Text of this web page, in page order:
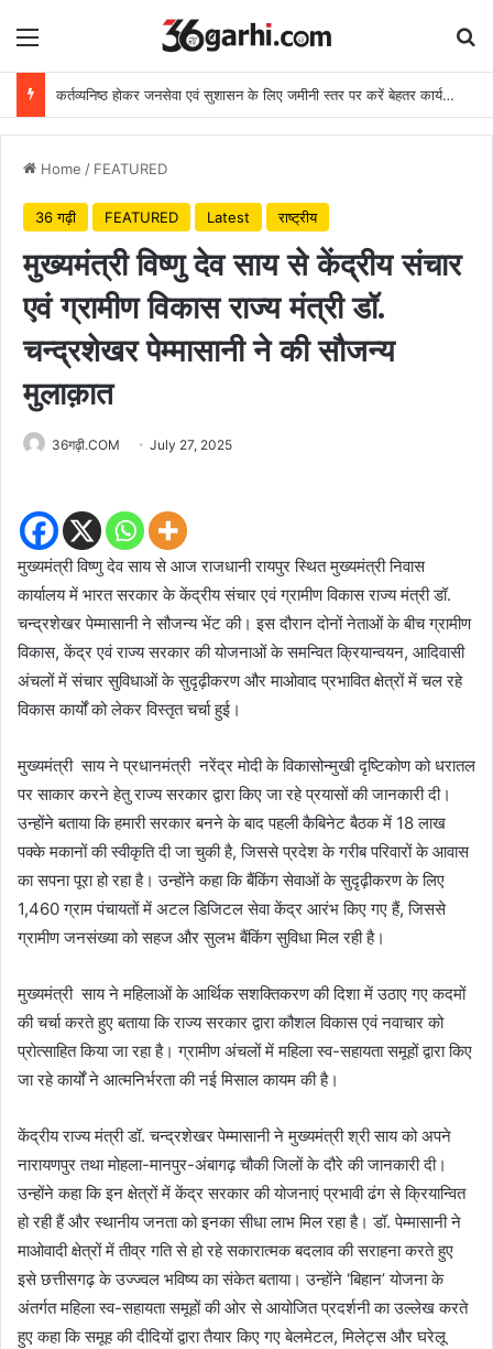
Menu
कर्तव्यनिष्ठ होकर जनसेवा एवं सुशासन के लिए जमीनी स्तर पर करें बेहतर कार्य: मुख्यमंत्री
Home / FEATURED
36 गढ़ी FEATURED Latest राष्ट्रीय
मुख्यमंत्री विष्णु देव साय से केंद्रीय संचार
एवं ग्रामीण विकास राज्य मंत्री डॉ.
चन्द्रशेखर पेम्मासानी ने की सौजन्य
मुलाक़ात
36गढ़ी.COM July 27, 2025
मुख्यमंत्री विष्णु देव साय से आज राजधानी रायपुर स्थित मुख्यमंत्री निवास
कार्यालय में भारत सरकार के केंद्रीय संचार एवं ग्रामीण विकास राज्य मंत्री डॉ.
चन्द्रशेखर पेम्मासानी ने सौजन्य भेंट की। इस दौरान दोनों नेताओं के बीच ग्रामीण
विकास, केंद्र एवं राज्य सरकार की योजनाओं के समन्वित क्रियान्वयन, आदिवासी
अंचलों में संचार सुविधाओं के सुदृढ़ीकरण और माओवाद प्रभावित क्षेत्रों में चल रहे
विकास कार्यों को लेकर विस्तृत चर्चा हुई।
मुख्यमंत्री साय ने प्रधानमंत्री नरेंद्र मोदी के विकासोन्मुखी दृष्टिकोण को धरातल
पर साकार करने हेतु राज्य सरकार द्वारा किए जा रहे प्रयासों की जानकारी दी।
उन्होंने बताया कि हमारी सरकार बनने के बाद पहली कैबिनेट बैठक में 18 लाख
पक्के मकानों की स्वीकृति दी जा चुकी है, जिससे प्रदेश के गरीब परिवारों के आवास
का सपना पूरा हो रहा है। उन्होंने कहा कि बैंकिंग सेवाओं के सुदृढ़ीकरण के लिए
1,460 ग्राम पंचायतों में अटल डिजिटल सेवा केंद्र आरंभ किए गए हैं, जिससे
ग्रामीण जनसंख्या को सहज और सुलभ बैंकिंग सुविधा मिल रही है।
मुख्यमंत्री साय ने महिलाओं के आर्थिक सशक्तिकरण की दिशा में उठाए गए कदमों
की चर्चा करते हुए बताया कि राज्य सरकार द्वारा कौशल विकास एवं नवाचार को
प्रोत्साहित किया जा रहा है। ग्रामीण अंचलों में महिला स्व-सहायता समूहों द्वारा किए
जा रहे कार्यों ने आत्मनिर्भरता की नई मिसाल कायम की है।
केंद्रीय राज्य मंत्री डॉ. चन्द्रशेखर पेम्मासानी ने मुख्यमंत्री श्री साय को अपने
नारायणपुर तथा मोहला-मानपुर-अंबागढ़ चौकी जिलों के दौरे की जानकारी दी।
उन्होंने कहा कि इन क्षेत्रों में केंद्र सरकार की योजनाएं प्रभावी ढंग से क्रियान्वित
हो रही हैं और स्थानीय जनता को इनका सीधा लाभ मिल रहा है। डॉ. पेम्मासानी ने
माओवादी क्षेत्रों में तीव्र गति से हो रहे सकारात्मक बदलाव की सराहना करते हुए
इसे छत्तीसगढ़ के उज्ज्वल भविष्य का संकेत बताया। उन्होंने ‘बिहान’ योजना के
अंतर्गत महिला स्व-सहायता समूहों की ओर से आयोजित प्रदर्शनी का उल्लेख करते
हुए कहा कि समूह की दीदियों द्वारा तैयार किए गए बेलमेटल, मिलेट्स और घरेलू